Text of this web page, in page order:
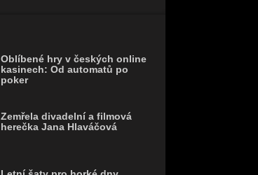
Oblíbené hry v českých online
kasinech: Od automatů po
poker
Zemřela divadelní a filmová
herečka Jana Hlaváčová